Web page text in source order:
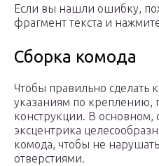
Если вы нашли ошибку,
фрагмент текста и
Сборка комода
Чтобы правильно сделать
указаниям по креплению,
конструкции. В основном,
эксцентрика
комода, чтобы не
отверстиями.